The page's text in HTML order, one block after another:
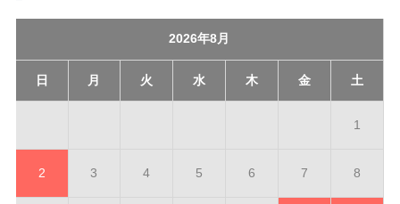
2026年8月
日 月 火 水 木 金 土
1
2 3 4 5 6 7 8